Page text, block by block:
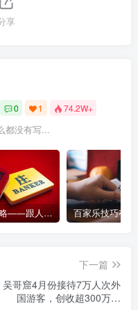
享
0 1 74.2W+
都没有写...
百家乐策略——跟人胜过跟路
下一篇
吴哥窟4月份接待7万人次外
国游客，创收超300万美